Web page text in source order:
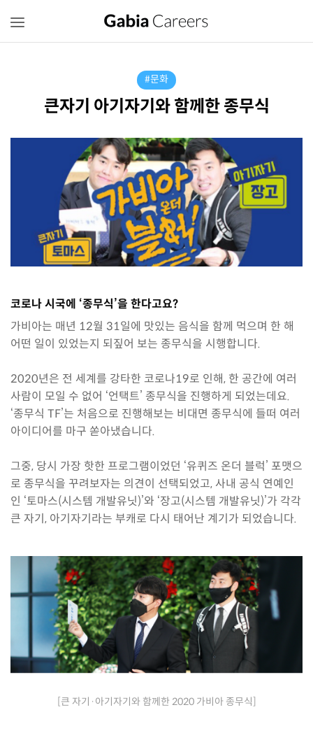
#문화
큰자기 아기자기와 함께한 종무식
코로나 시국에 ‘종무식’을 한다고요?
가비아는 매년 12월 31일에 맛있는 음식을 함께 먹으며 한 해
어떤 일이 있었는지 되짚어 보는 종무식을 시행합니다.
2020년은 전 세계를 강타한 코로나19로 인해, 한 공간에 여러
사람이 모일 수 없어 ‘언택트’ 종무식을 진행하게 되었는데요.
‘종무식 TF’는 처음으로 진행해보는 비대면 종무식에 들떠 여러
아이디어를 마구 쏟아냈습니다.
그중, 당시 가장 핫한 프로그램이었던 ‘유퀴즈 온더 블럭’ 포맷으
로 종무식을 꾸려보자는 의견이 선택되었고, 사내 공식 연예인
인 ‘토마스(시스템 개발유닛)’와 ‘장고(시스템 개발유닛)’가 각각
큰 자기, 아기자기라는 부캐로 다시 태어난 계기가 되었습니다.
[큰 자기·아기자기와 함께한 2020 가비아 종무식]